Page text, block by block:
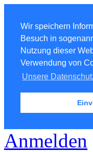
Wir speichern
Besuch in
Nutzung dieser
Verwendung von
Unsere
Anmelden